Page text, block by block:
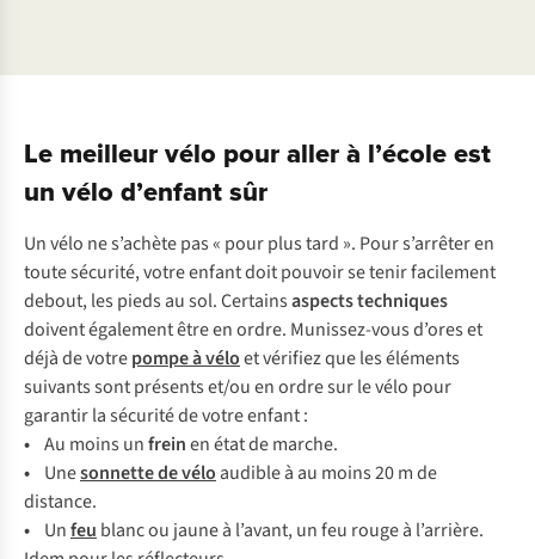
Le meilleur vélo pour aller à l’école est
un vélo d’enfant sûr
Unvélo nes’achètepas« pourplustard ». Pours’arrêteren
toutesécurité,votreenfantdoitpouvoirsetenirfacilement
debout,les pieds ausol.Certainsaspectstechniques
doiventégalementêtreenordre. Munissez-vousd’oreset
déjàdevotrepompeàvéloetvérifiezqueleséléments
suivantssontprésentset/ouenordresurlevélo pour
garantirlasécuritédevotreenfant:
• Au moins unfreinenétatdemarche.
• Unesonnettedevélo audibleà au moins20 m de
distance.
• Unfeu blancou jauneà l’avant,unfeu rougeà l’arrière.